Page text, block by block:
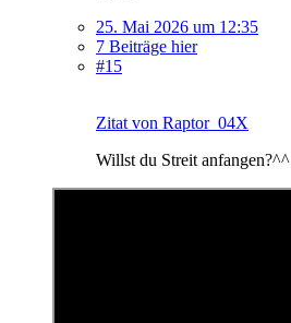
25. Mai 2026 um 12:35
7 Beiträge hier
#15
Zitat von Raptor_04X
Willst du Streit anfangen?^^